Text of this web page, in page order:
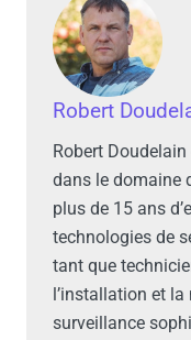
Robert
Robert
dans le domaine
plus de 15 ans
technologies de
tant que
l’installation et
surveillance